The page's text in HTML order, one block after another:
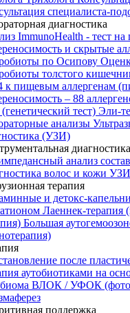
специалиста-
диагностика
ImmunoHealth - тест
и скрытые
по Осипову
толстого
к пищевым аллергенам
– 88
(генетический тест) Эли-
анализы
(УЗИ)
диагностика
анализ
волос и кожи УЗИ
терапия
и детокс-
Лаеннек-терапия
Большая
после
аутобиотиками на
ВЛОК / УФОК
поддержка